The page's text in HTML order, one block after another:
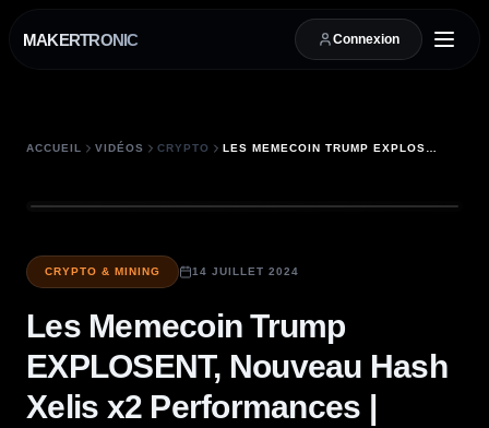
MAKERTRONIC Connexion
ACCUEIL VIDÉOS CRYPTO
CRYPTO & MINING 14 JUILLET 2024
Les Memecoin Trump
EXPLOSENT, Nouveau Hash
Xelis x2 Performances |